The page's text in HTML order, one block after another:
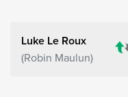
Luke Le Roux
Robin Maulun